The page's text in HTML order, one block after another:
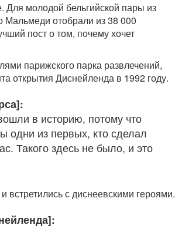
Для молодой бельгийской пары из
Мальмеди отобрали из 38 000
пост о том, почему хочет
парижского парка развлечений,
открытия Диснейленда в 1992 году.
в историю, потому что
одни из первых, кто сделал
Такого здесь не было, и это
встретились с диснеевскими героями.